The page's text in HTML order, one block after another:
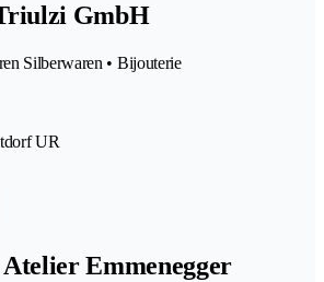
GmbH
Silberwaren • Bijouterie
UR
Emmenegger